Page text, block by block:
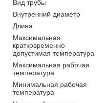
Вид трубы
Внутренний диаметр
Длина
Максимальная
кратковременно
допустимая температура
Максимальная рабочая
температура
Минимальная рабочая
температура